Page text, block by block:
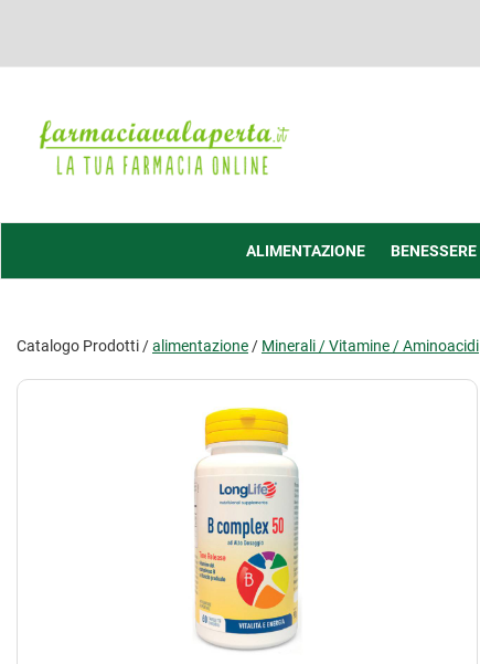
Valaperta
ALIMENTAZIONE BENESSERE
Catalogo Prodotti /alimentazione / Minerali / Vitamine / Aminoacidi